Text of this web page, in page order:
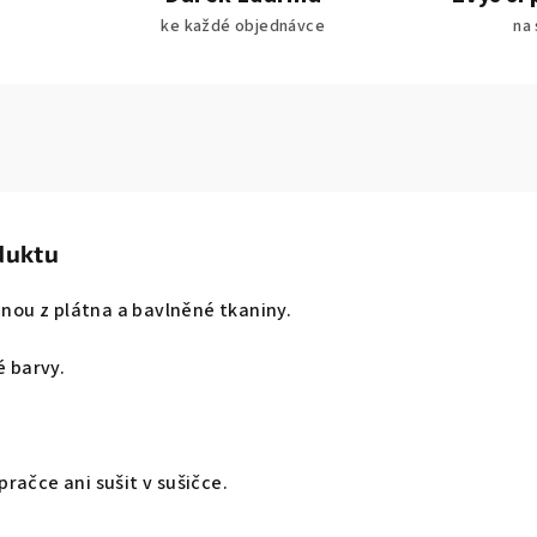
ke každé objednávce na
z plátna a bavlněné tkaniny.
barvy.
ani sušit v sušičce.